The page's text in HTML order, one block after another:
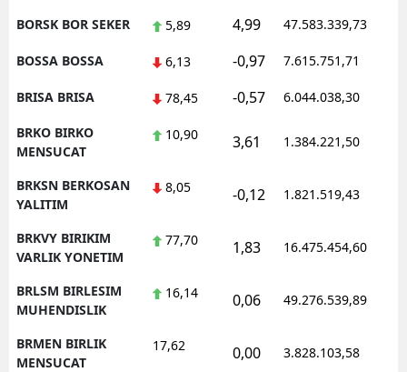
BORSK BOR SEKER 5,89 4,99 47.583.339,73
BOSSA BOSSA 6,13 -0,97 7.615.751,71
BRISA BRISA 78,45 -0,57 6.044.038,30
BRKO BIRKO
MENSUCAT
10,90 3,61 1.384.221,50
BRKSN BERKOSAN
YALITIM
8,05 -0,12 1.821.519,43
BRKVY BIRIKIM
VARLIK YONETIM
77,70 1,83 16.475.454,60
BRLSM BIRLESIM
MUHENDISLIK
16,14 0,06 49.276.539,89
BRMEN BIRLIK
MENSUCAT
17,62 0,00 3.828.103,58